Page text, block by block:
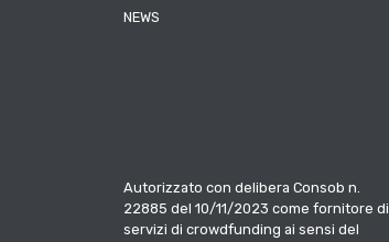
NEWS
Autorizzato con delibera Consob n.
22885 del 10/11/2023 come fornitore di
servizi di crowdfunding ai sensi del